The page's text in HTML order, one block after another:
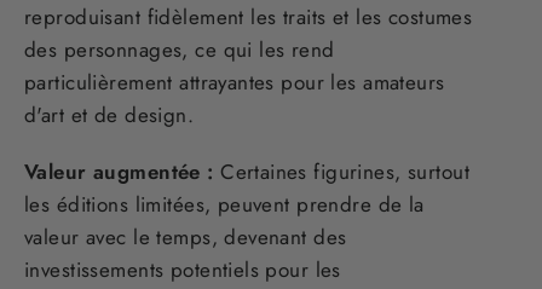
reproduisant fidèlement les traits et les costumes
des personnages, ce qui les rend
particulièrement attrayantes pour les amateurs
d'art et de design.
Valeur augmentée : Certaines figurines, surtout
les éditions limitées, peuvent prendre de la
valeur avec le temps, devenant des
investissements potentiels pour les